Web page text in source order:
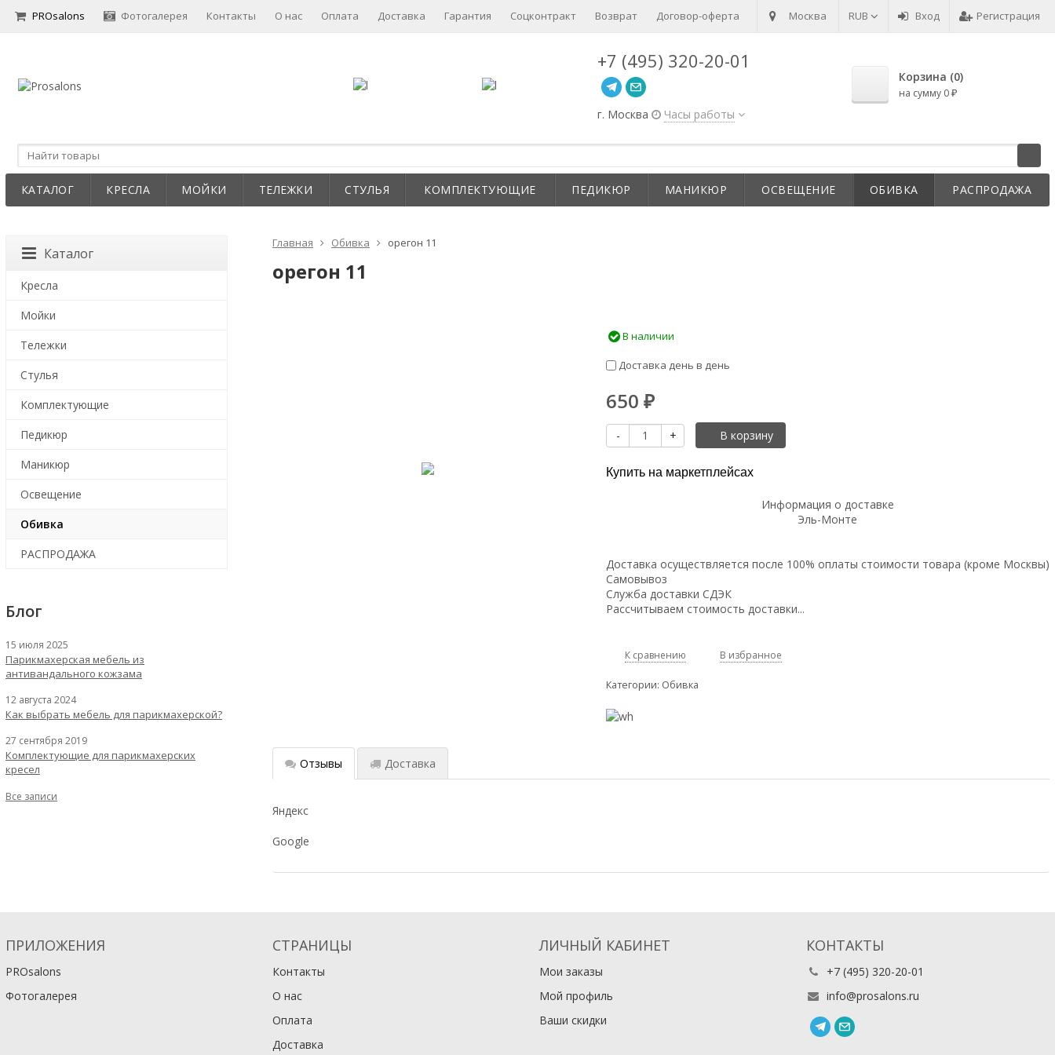
Москва RUB Вход Регистрация
PROsalons Фотогалерея Контакты О нас Оплата Доставка Гарантия Соцконтракт Возврат Договор-оферта Сервисный центр Конфиденциальность Как стать
+7 (495) 320-20-01
г. Москва Часы работы
Корзина (0)
на сумму 0 ₽
КАТАЛОГ КРЕСЛА МОЙКИ ТЕЛЕЖКИ СТУЛЬЯ КОМПЛЕКТУЮЩИЕ ПЕДИКЮР МАНИКЮР ОСВЕЩЕНИЕ ОБИВКА РАСПРОДАЖА
Главная Обивка орегон 11
орегон 11
В наличии
Доставка день в день
650 ₽
- + В корзину
Купить на маркетплейсах
Информация о доставке
Эль-Монте
Доставка осуществляется после 100% оплаты стоимости товара (кроме Москвы)
Самовывоз
Служба доставки СДЭК
Рассчитываем стоимость доставки...
К сравнению В избранное
Категории: Обивка
Отзывы Доставка
Яндекс
Google
Каталог
Кресла
Мойки
Тележки
Стулья
Комплектующие
Педикюр
Маникюр
Освещение
Обивка
РАСПРОДАЖА
Блог
15 июля 2025
Парикмахерская мебель из
антивандального кожзама
12 августа 2024
Как выбрать мебель для парикмахерской?
27 сентября 2019
Комплектующие для парикмахерских
кресел
Все записи
ПРИЛОЖЕНИЯ
PROsalons
Фотогалерея
СТРАНИЦЫ
Контакты
О нас
Оплата
Доставка
ЛИЧНЫЙ КАБИНЕТ
Мои заказы
Мой профиль
Ваши скидки
КОНТАКТЫ
+7 (495) 320-20-01
info@prosalons.ru